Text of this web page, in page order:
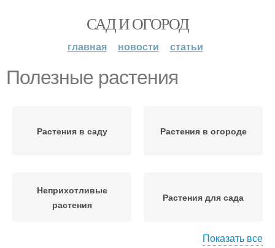
САД И ОГОРОД
главная новости статьи
Полезные растения
Растения в саду Растения в огороде
Неприхотливые
растения
Растения для сада
Показать все